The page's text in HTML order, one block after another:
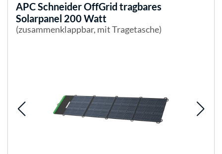
APCSchneider OffGrid tragbares
Solarpanel 200 Watt
(zusammenklappbar, mit Tragetasche)